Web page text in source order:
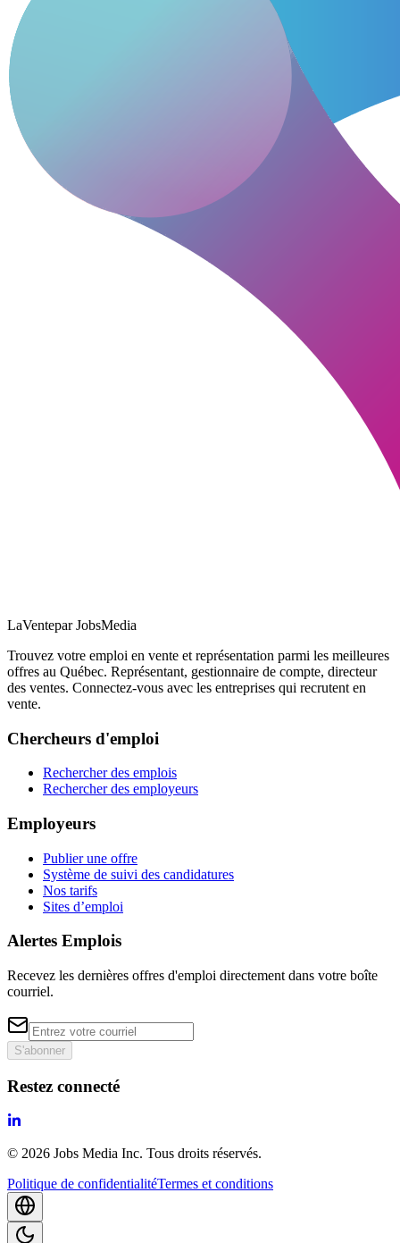
LaVentepar JobsMedia
Trouvez votre emploi en vente et représentation parmi les meilleures
offres au Québec. Représentant, gestionnaire de compte, directeur
des ventes. Connectez-vous avec les entreprises qui recrutent en
vente.
Chercheurs d'emploi
Rechercher des emplois
Rechercher des employeurs
Employeurs
Publier une offre
Système de suivi des candidatures
Nos tarifs
Sites d’emploi
Alertes Emplois
Recevez les dernières offres d'emploi directement dans votre boîte
courriel.
S'abonner
Restez connecté
© 2026 Jobs Media Inc. Tous droits réservés.
Politique de confidentialitéTermes et conditions